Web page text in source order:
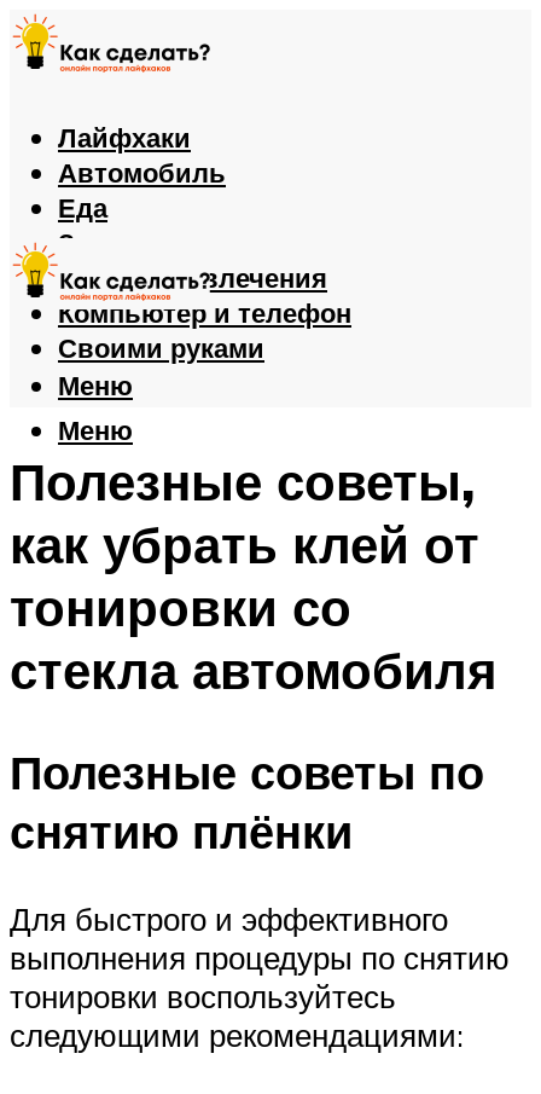
Лайфхаки
Автомобиль
Еда
Здоровье
Игры и развлечения
Компьютер и телефон
Своими руками
Меню
Меню
Полезные советы,
как убрать клей от
тонировки со
стекла автомобиля
Полезные советы по
снятию плёнки
Для быстрого и эффективного
выполнения процедуры по снятию
тонировки воспользуйтесь
следующими рекомендациями: